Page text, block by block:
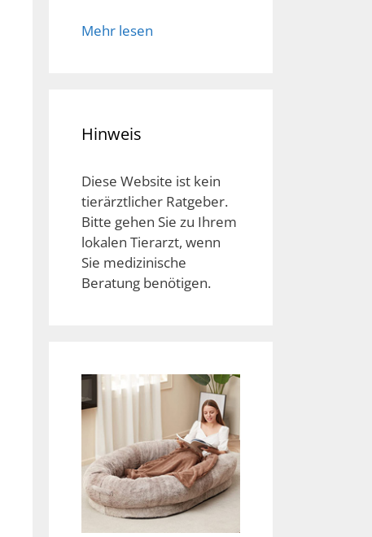
Mehr lesen
Hinweis
Diese Website ist kein
tierärztlicher Ratgeber.
Bitte gehen Sie zu Ihrem
lokalen Tierarzt, wenn
Sie medizinische
Beratung benötigen.